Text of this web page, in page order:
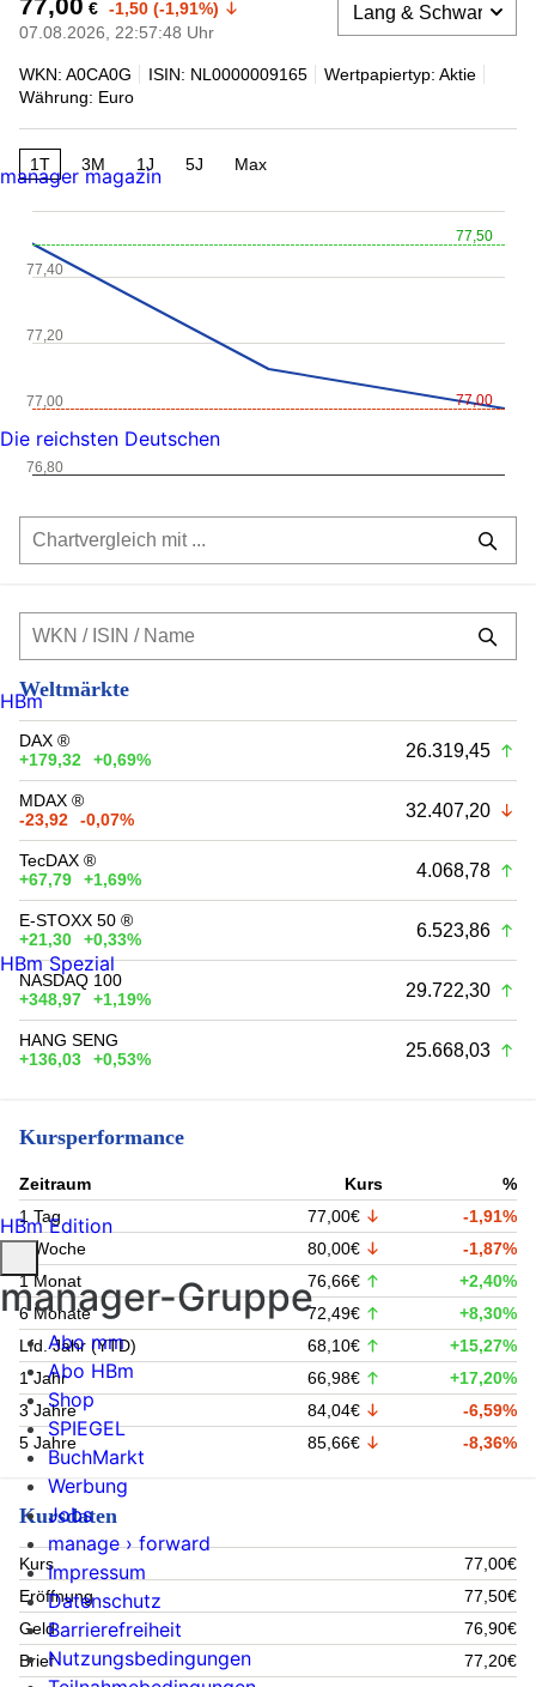
77,00 € -1,50 (-1,91%)
07.08.2026, 22:57:48 Uhr
WKN: A0CA0G ISIN: NL0000009165
Wertpapiertyp: Aktie
Währung: Euro
1T 3M 1J 5J Max
77,50
77,00
76,80
77,00
77,20
77,40
Weltmärkte
DAX ®
+179,32
+0,69% 26.319,45
MDAX ®
-23,92
-0,07% 32.407,20
TecDAX ®
+67,79
+1,69% 4.068,78
E-STOXX 50 ®
+21,30
+0,33% 6.523,86
NASDAQ 100
+348,97
+1,19% 29.722,30
HANG SENG
+136,03
+0,53% 25.668,03
Kursperformance
Zeitraum Kurs
%
1 Tag
77,00€
-1,91%
1 Woche
80,00€
-1,87%
1 Monat
76,66€
+2,40%
6 Monate
72,49€
+8,30%
Lfd. Jahr (YTD)
68,10€
+15,27%
1 Jahr
66,98€
+17,20%
3 Jahre
84,04€
-6,59%
5 Jahre
85,66€ -8,36%
Kursdaten
Kurs
77,00€
Eröffnung
77,50€
Geld
76,90€
Brief
77,20€
manager magazin
Die reichsten Deutschen
HBm
HBm Spezial
HBm Edition
manager-Gruppe
Abo mm
Abo HBm
Shop
SPIEGEL
BuchMarkt
Werbung
Jobs
manage › forward
Impressum
Datenschutz
Barrierefreiheit
Nutzungsbedingungen